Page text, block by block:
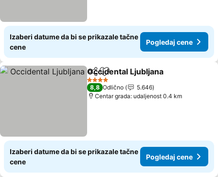
Izaberi datume da bi se prikazale tačne
cene
Pogledaj cene
Deli Dodati u favorite
Occidental Ljubljana
4 Zvezdice
8,8 Odlično
5.646
Centar grada: udaljenost 0.4 km
Izaberi datume da bi se prikazale tačne
cene
Pogledaj cene